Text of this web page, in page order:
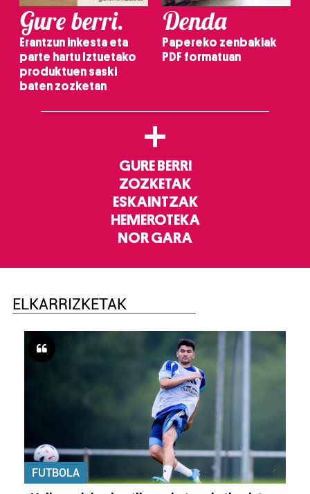
Gure berri.
Erantzun inkesta eta
parte hartu Iztuetako
produktuen saski
baten zozketan
Denda
Papereko zenbakiak
PDF formatuan
+
GURE BERRI
ZOZKETAK
ESKAINTZAK
HEMEROTEKA
NOR GARA
ELKARRIZKETAK
FUTBOLA